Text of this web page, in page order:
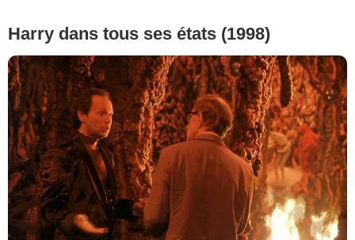
Harry dans tous ses états (1998)